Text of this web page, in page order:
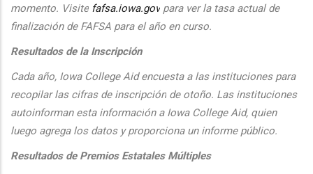
momento. Visite fafsa.iowa.gov para ver la tasa actual de
finalización de FAFSA para el año en curso.
Resultados de la Inscripción
Cada año, Iowa College Aid encuesta a las instituciones para
recopilar las cifras de inscripción de otoño. Las instituciones
autoinforman esta información a Iowa College Aid, quien
luego agrega los datos y proporciona un informe público.
Resultados de Premios Estatales Múltiples